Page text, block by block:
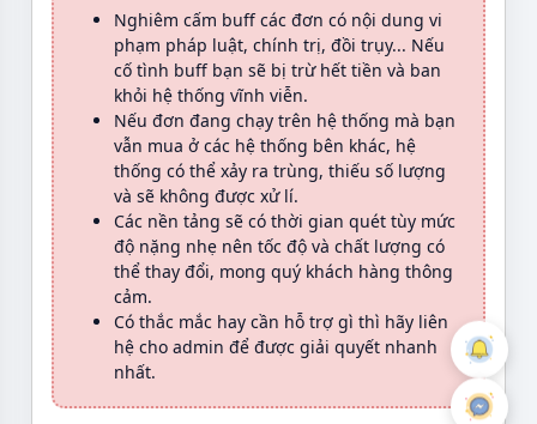
Nghiêm cấm buff các đơn có nội dung vi
phạm pháp luật, chính trị, đồi trụy... Nếu
cố tình buff bạn sẽ bị trừ hết tiền và ban
khỏi hệ thống vĩnh viễn.
Nếu đơn đang chạy trên hệ thống mà bạn
vẫn mua ở các hệ thống bên khác, hệ
thống có thể xảy ra trùng, thiếu số lượng
và sẽ không được xử lí.
Các nền tảng sẽ có thời gian quét tùy mức
độ nặng nhẹ nên tốc độ và chất lượng có
thể thay đổi, mong quý khách hàng thông
cảm.
Có thắc mắc hay cần hỗ trợ gì thì hãy liên
hệ cho admin để được giải quyết nhanh
nhất.